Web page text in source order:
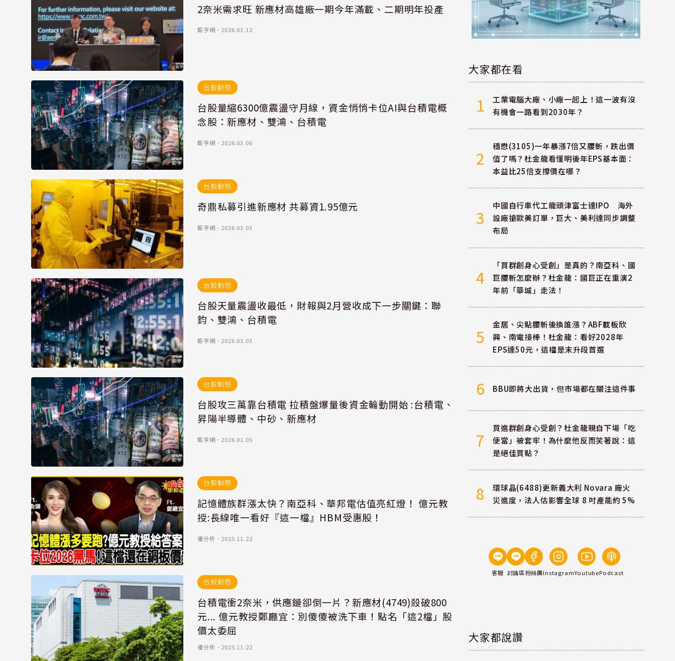
2奈米需求旺 新應材高雄廠一期今年滿載、二期明年投產
鉅亨網 ． 2026.03.12
台股動態
台股量縮6300億震盪守月線，資金悄悄卡位AI與台積電概
念股：新應材、雙鴻、台積電
鉅亨網 ． 2026.03.06
台股動態
奇鼎私募引進新應材 共募資1.95億元
鉅亨網 ． 2026.03.03
台股動態
台股天量震盪收最低，財報與2月營收成下一步關鍵：聯
鈞、雙鴻、台積電
鉅亨網 ． 2026.03.03
台股動態
台股攻三萬靠台積電 拉積盤爆量後資金輪動開始 :台積電、
昇陽半導體、中砂、新應材
鉅亨網 ． 2026.01.05
台股動態
記憶體族群漲太快？南亞科、華邦電估值亮紅燈！ 億元教
授:長線唯一看好『這一檔』HBM受惠股！
優分析 ． 2025.11.22
台股動態
台積電衝2奈米，供應鏈卻倒一片？新應材(4749)殺破800
元... 億元教授鄭廳宜：別傻傻被洗下車！點名「這2檔」股
價太委屈
優分析 ． 2025.11.22
大家都在看
1
工業電腦大廠、小廠一起上！這一波有沒
有機會一路看到2030年？
2
穩懋(3105)一年暴漲7倍又腰斬，跌出價
值了嗎？杜金龍看懂明後年EPS基本面：
本益比25倍支撐價在哪？
3
中國自行車代工龍頭津富士達IPO 海外
設廠搶歐美訂單，巨大、美利達同步調整
布局
4
「買群創身心受創」是真的？南亞科、國
巨腰斬怎麼辦？杜金龍：國巨正在重演2
年前「華城」走法！
5
金居、尖點腰斬後換誰漲？ABF載板欣
興、南電接棒！杜金龍：看好2028年
EPS達50元，這檔是末升段首選
6 BBU即將大出貨，但市場都在關注這件事
7
買進群創身心受創？杜金龍親自下場「吃
便當」被套牢！為什麼他反而笑著說：這
是絕佳買點？
8
環球晶(6488)更新義大利 Novara 廠火
災進度，法人估影響全球 8 吋產能約 5%
客服 討論區粉絲團InstagramYoutubePodcast
大家都說讚